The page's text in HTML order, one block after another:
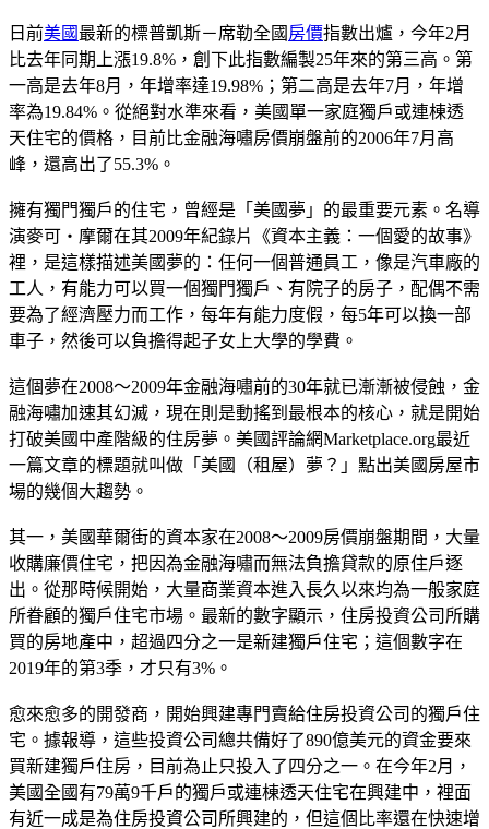
日前美國 最新的標普凱斯－席勒全國 房價指數出爐，今年2月
比去年同期上漲19.8%，創下此指數編製25年來的第三高。第
一高是去年8月，年增率達19.98%；第二高是去年7月，年增
率為19.84%。從絕對水準來看，美國單一家庭獨戶或連棟透
天住宅的價格，目前比金融海嘯房價崩盤前的2006年7月高
峰，還高出了55.3%。
擁有獨門獨戶的住宅，曾經是「美國夢」的最重要元素。名導
演麥可‧摩爾在其2009年紀錄片《資本主義：一個愛的故事》
裡，是這樣描述美國夢的：任何一個普通員工，像是汽車廠的
工人，有能力可以買一個獨門獨戶、有院子的房子，配偶不需
要為了經濟壓力而工作，每年有能力度假，每5年可以換一部
車子，然後可以負擔得起子女上大學的學費。
這個夢在2008～2009年金融海嘯前的30年就已漸漸被侵蝕，金
融海嘯加速其幻滅，現在則是動搖到最根本的核心，就是開始
打破美國中產階級的住房夢。美國評論網Marketplace.org最近
一篇文章的標題就叫做「美國（租屋）夢？」點出美國房屋市
場的幾個大趨勢。
其一，美國華爾街的資本家在2008～2009房價崩盤期間，大量
收購廉價住宅，把因為金融海嘯而無法負擔貸款的原住戶逐
出。從那時候開始，大量商業資本進入長久以來均為一般家庭
所眷顧的獨戶住宅市場。最新的數字顯示，住房投資公司所購
買的房地產中，超過四分之一是新建獨戶住宅；這個數字在
2019年的第3季，才只有3%。
愈來愈多的開發商，開始興建專門賣給住房投資公司的獨戶住
宅。據報導，這些投資公司總共備好了890億美元的資金要來
買新建獨戶住房，目前為止只投入了四分之一。在今年2月，
美國全國有79萬9千戶的獨戶或連棟透天住宅在興建中，裡面
有近一成是為住房投資公司所興建的，但這個比率還在快速增